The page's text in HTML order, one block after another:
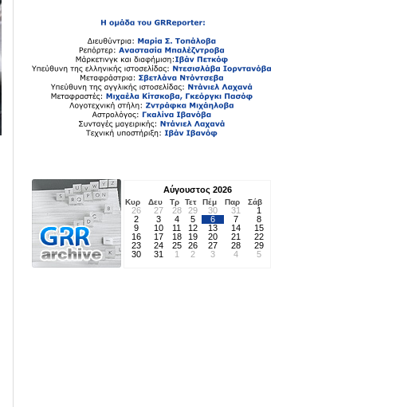
Αύγουστος 2026
Κυρ Δευ Τρ Τετ Πέμ Παρ Σάβ
26 27 28 29 30 31
1
2
3 4 5 6 7
8
9
10 11 12 13 14
15
16
17 18 19 20 21
22
23
24 25 26 27 28
29
30
31 1 2 3 4 5